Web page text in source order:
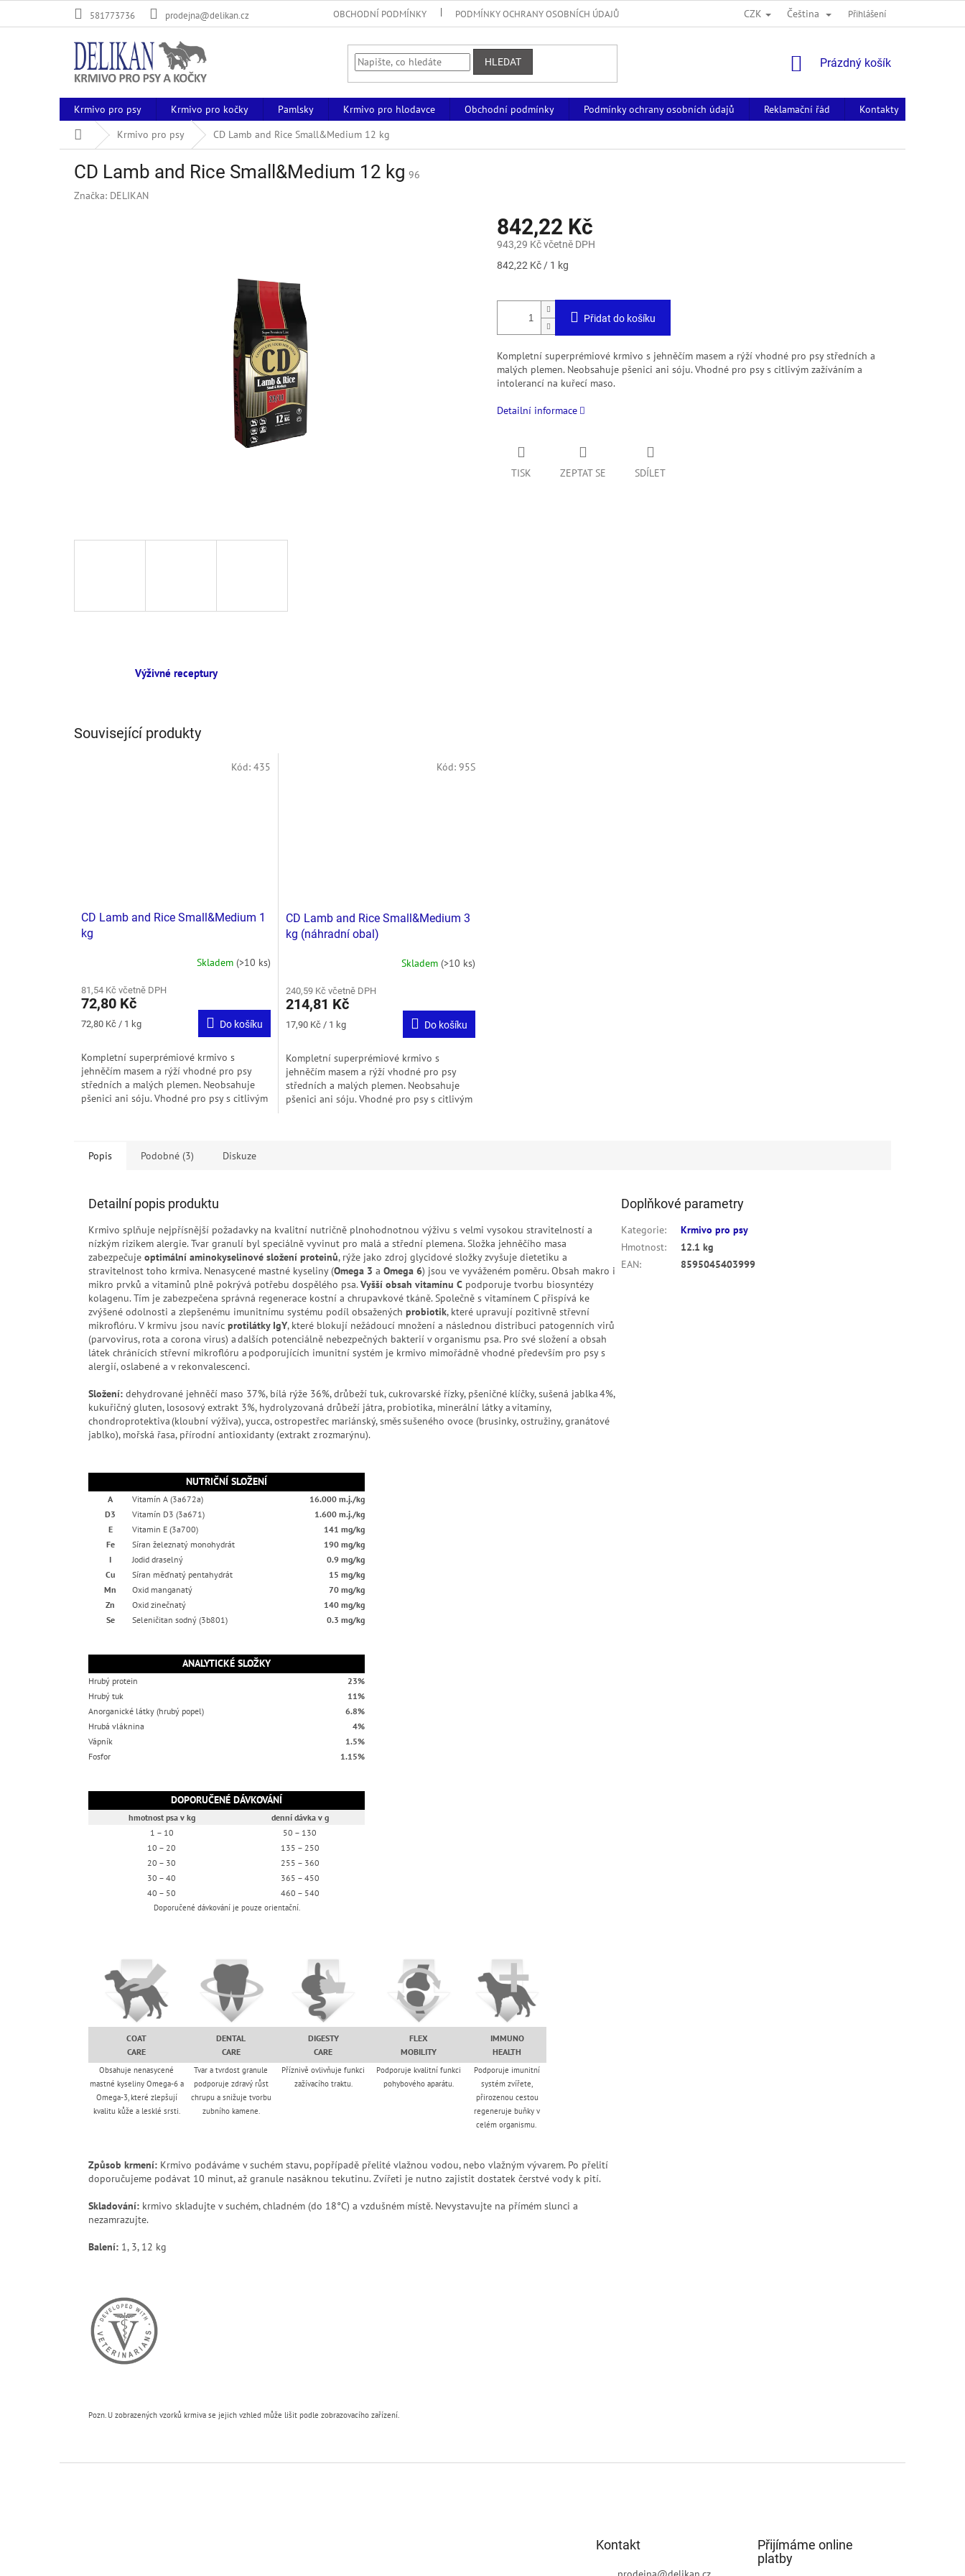
581773736 prodejna@delikan.cz OBCHODNÍ PODMÍNKY PODMÍNKY OCHRANY OSOBNÍCH ÚDAJŮ CZK Čeština Přihlášení
HLEDAT
NÁKUPNÍ
Prázdný košík
Krmivo pro psy Krmivo pro kočky Pamlsky Krmivo pro hlodavce Obchodní podmínky Podmínky ochrany osobních údajů Reklamační řád
Kontakty
Domů
Krmivo pro psy CD Lamb and Rice Small&Medium 12 kg
CD Lamb and Rice Small&Medium 12 kg 96
Značka: DELIKAN
842,22 Kč
943,29 Kč včetně DPH
Měrná
842,22 Kč / 1 kg
Přidat do košíku
Kompletní superprémiové krmivo s jehněčím masem a rýží vhodné pro psy středních a
malých plemen. Neobsahuje pšenici ani sóju. Vhodné pro psy s citlivým zažíváním a
intolerancí na kuřecí maso.
Detailní informace
TISK ZEPTAT SE SDÍLET
Výživné receptury
Související produkty
CD Lamb and Rice Small&Medium 1
kg
Skladem (>10 ks)
81,54 Kč včetně DPH
72,80 Kč
Měrná
72,80 Kč / 1 kg Do košíku
Kompletní superprémiové krmivo s
jehněčím masem a rýží vhodné pro psy
středních a malých plemen. Neobsahuje
pšenici ani sóju. Vhodné pro psy s citlivým
Kód: 435
CD Lamb and Rice Small&Medium 3
kg (náhradní obal)
Skladem (>10 ks)
240,59 Kč včetně DPH
214,81 Kč
Měrná
17,90 Kč / 1 kg Do košíku
Kompletní superprémiové krmivo s
jehněčím masem a rýží vhodné pro psy
středních a malých plemen. Neobsahuje
pšenici ani sóju. Vhodné pro psy s citlivým
Kód: 95S
Popis Podobné (3) Diskuze
Detailní popis produktu
Krmivo splňuje nejpřísnější požadavky na kvalitní nutričně plnohodnotnou výživu s velmi vysokou stravitelností a
nízkým rizikem alergie. Tvar granulí byl speciálně vyvinut pro malá a střední plemena. Složka jehněčího masa
zabezpečuje optimální aminokyselinové složení proteinů, rýže jako zdroj glycidové složky zvyšuje dietetiku a
stravitelnost toho krmiva. Nenasycené mastné kyseliny (Omega 3 a Omega 6) jsou ve vyváženém poměru. Obsah makro i
mikro prvků a vitaminů plně pokrývá potřebu dospělého psa.Vyšší obsah vitamínu C podporuje tvorbu biosyntézy
kolagenu. Tím je zabezpečena správná regenerace kostní a chrupavkové tkáně. Společně s vitamínem C přispívá ke
zvýšené odolnosti a zlepšenému imunitnímu systému podíl obsažených probiotik, které upravují pozitivně střevní
mikroflóru. V krmivu jsou navíc protilátky IgY, které blokují nežádoucí množení a následnou distribuci patogenních virů
(parvovirus, rota a corona virus) a dalších potenciálně nebezpečných bakterií v organismu psa. Pro své složení a obsah
látek chránících střevní mikroflóru a podporujících imunitní systém je krmivo mimořádně vhodné především pro psy s
alergií, oslabené a v rekonvalescenci.
Složení: dehydrované jehněčí maso 37%, bílá rýže 36%, drůbeží tuk, cukrovarské řízky, pšeničné klíčky, sušená jablka 4%,
kukuřičný gluten, lososový extrakt 3%, hydrolyzovaná drůbeží játra, probiotika, minerální látky a vitamíny,
chondroprotektiva (kloubní výživa), yucca, ostropestřec mariánský, směs sušeného ovoce (brusinky, ostružiny, granátové
jablko), mořská řasa, přírodní antioxidanty (extrakt z rozmarýnu).
NUTRIČNÍ SLOŽENÍ
A Vitamín A (3a672a)
16.000 m.j./kg
D3
Vitamín D3 (3a671)
1.600 m.j./kg
E
Vitamin E (3a700)
141 mg/kg
Fe
Síran železnatý monohydrát
190 mg/kg
I
Jodid draselný
0.9 mg/kg
Cu
Síran měďnatý pentahydrát
15 mg/kg
Mn
Oxid manganatý
70 mg/kg
Zn
Oxid zinečnatý
140 mg/kg
Se
Seleničitan sodný (3b801) 0.3 mg/kg
ANALYTICKÉ SLOŽKY
Hrubý protein
23%
Hrubý tuk
11%
Anorganické látky (hrubý popel)
6.8%
Hrubá vláknina
4%
Vápník
1.5%
Fosfor
1.15%
DOPORUČENÉ DÁVKOVÁNÍ
hmotnost psa v kg
denní dávka v g
1 – 10
50 – 130
10 – 20
135 – 250
20 – 30
255 – 360
30 – 40
365 – 450
40 – 50
460 – 540
Doporučené dávkování je pouze orientační.
COAT
CARE
DENTAL
CARE
DIGESTY
CARE
FLEX
MOBILITY
IMMUNO
HEALTH
Obsahuje nenasycené
mastné kyseliny Omega-6 a
Omega-3, které zlepšují
kvalitu kůže a lesklé srsti.
Tvar a tvrdost granule
podporuje zdravý růst
chrupu a snižuje tvorbu
zubního kamene.
Příznivě ovlivňuje funkci
zažívacího traktu.
Podporuje kvalitní funkci
pohybového aparátu.
Podporuje imunitní
systém zvířete,
přirozenou cestou
regeneruje buňky v
celém organismu.
Způsob krmení: Krmivo podáváme v suchém stavu, popřípadě přelité vlažnou vodou, nebo vlažným vývarem. Po přelití
doporučujeme podávat 10 minut, až granule nasáknou tekutinu. Zvířeti je nutno zajistit dostatek čerstvé vody k pití.
Skladování: krmivo skladujte v suchém, chladném (do 18°C) a vzdušném místě. Nevystavujte na přímém slunci a
nezamrazujte.
Balení: 1, 3, 12 kg
Pozn. U zobrazených vzorků krmiva se jejich vzhled může lišit podle zobrazovacího zařízení.
Doplňkové parametry
Kategorie:
Krmivo pro psy
Hmotnost:
12.1 kg
EAN: 8595045403999
Kontakt
Přijímáme online
platby